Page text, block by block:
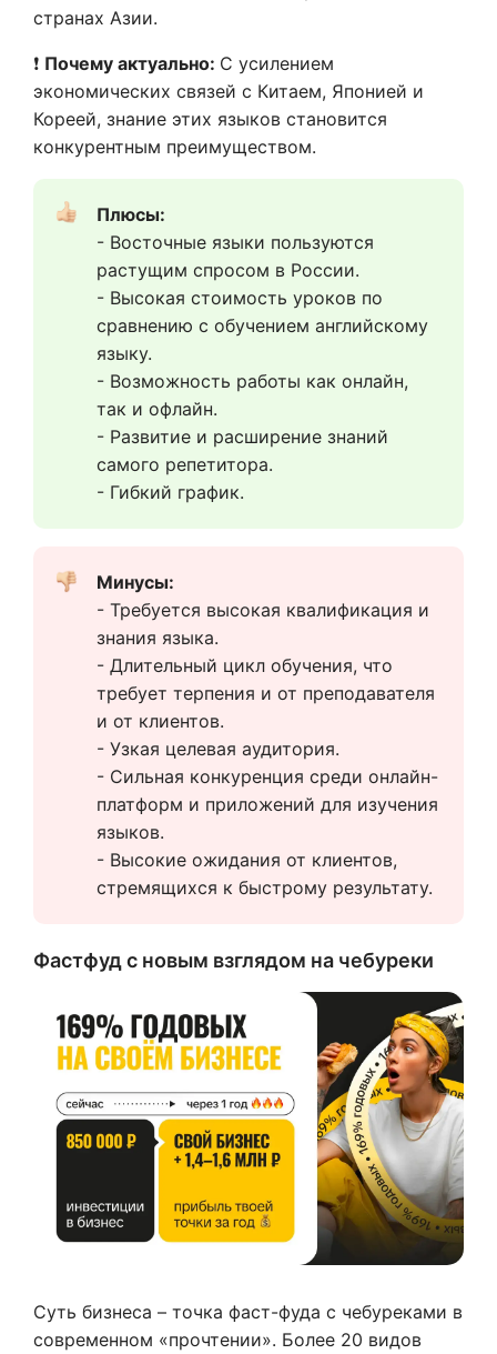
странах Азии.
❗ Почему актуально: С усилением
экономических связей с Китаем, Японией и
Кореей, знание этих языков становится
конкурентным преимуществом.
Плюсы:
- Восточные языки пользуются
растущим спросом в России.
- Высокая стоимость уроков по
сравнению с обучением английскому
языку.
- Возможность работы как онлайн,
так и офлайн.
- Развитие и расширение знаний
самого репетитора.
- Гибкий график.
Минусы:
- Требуется высокая квалификация и
знания языка.
- Длительный цикл обучения, что
требует терпения и от преподавателя
и от клиентов.
- Узкая целевая аудитория.
- Сильная конкуренция среди онлайн-
платформ и приложений для изучения
языков.
- Высокие ожидания от клиентов,
стремящихся к быстрому результату.
Фастфуд с новым взглядом на чебуреки
Суть бизнеса – точка фаст-фуда с чебуреками в
современном «прочтении». Более 20 видов